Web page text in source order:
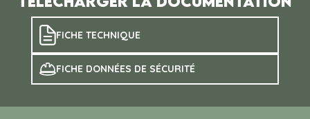
FICHE TECHNIQUE
FICHE DONNÉES DE SÉCURITÉ